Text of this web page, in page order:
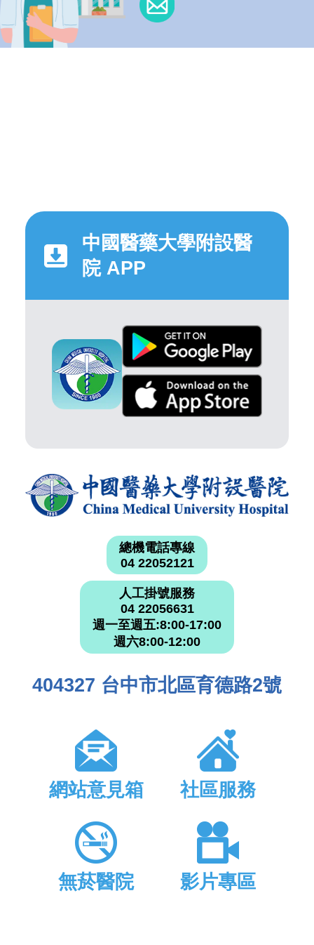
中國醫藥大學附設醫
院 APP
總機電話專線
04 22052121
人工掛號服務
04 22056631
週一至週五:8:00-17:00
週六8:00-12:00
404327 台中市北區育德路2號
網站意見箱 社區服務
無菸醫院 影片專區